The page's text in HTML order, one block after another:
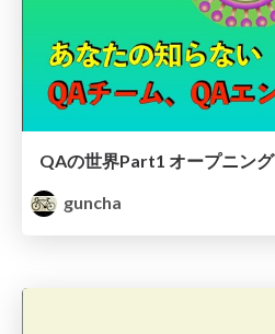
QAの世界Part1 オープニング
guncha